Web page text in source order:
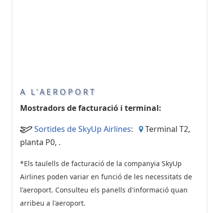
A L'AEROPORT
Mostradors de facturació i terminal:
Sortides de SkyUp Airlines:
Terminal T2,
planta P0, .
*Els taulells de facturació de la companyia SkyUp
Airlines poden variar en funció de les necessitats de
l'aeroport. Consulteu els panells d'informació quan
arribeu a l'aeroport.